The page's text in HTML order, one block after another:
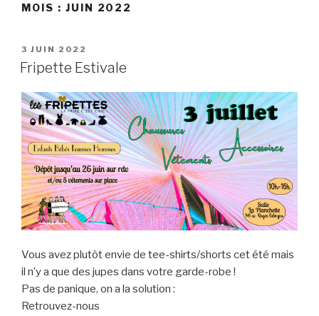
MOIS : JUIN 2022
PUBLIÉ
LE
3 JUIN 2022
Fripette Estivale
Vous avez plutôt envie de tee-shirts/shorts cet été mais
il n’y a que des jupes dans votre garde-robe !
Pas de panique, on a la solution :
Retrouvez-nous